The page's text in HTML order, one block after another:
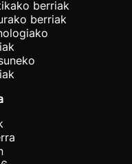
berriak
berriak